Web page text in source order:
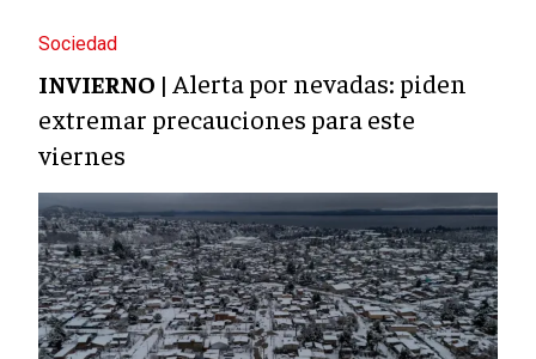
Sociedad
INVIERNO | Alerta por nevadas: piden
extremar precauciones para este
viernes